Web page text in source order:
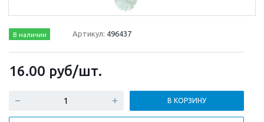
В наличии Артикул: 496437
16.00 руб/шт.
В КОРЗИНУ